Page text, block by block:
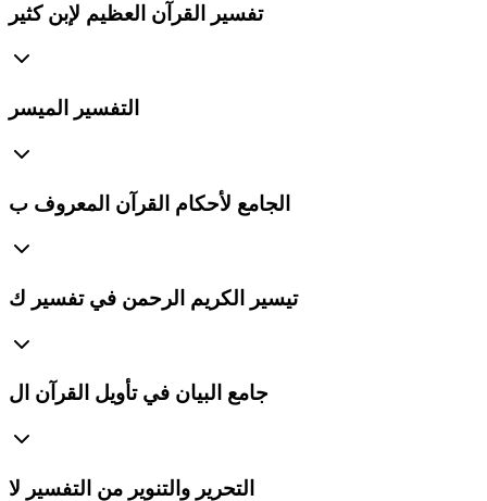
تفسير القرآن العظيم لإبن كثير
التفسير الميسر
الجامع لأحكام القرآن المعروف ب
تيسير الكريم الرحمن في تفسير ك
جامع البيان في تأويل القرآن ال
التحرير والتنوير من التفسير لا